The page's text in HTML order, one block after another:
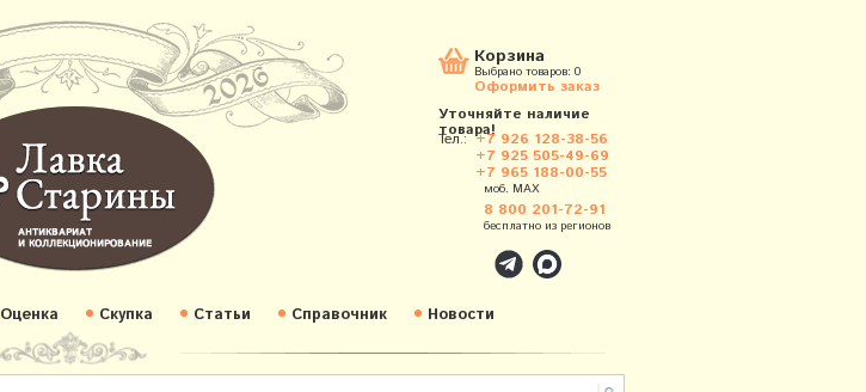
Корзина
Выбрано товаров: 0
Оформить заказ
Уточняйте наличие
товара!
Тел.: +7 926 128-38-56
+7 925 505-49-69
+7 965 188-00-55
моб. MAX
8 800 201-72-91
бесплатно из регионов
Оценка Скупка Статьи Справочник Новости